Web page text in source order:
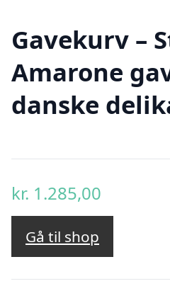
Gavekurv –
Amarone
danske
kr. 1.285,00
Gå til shop